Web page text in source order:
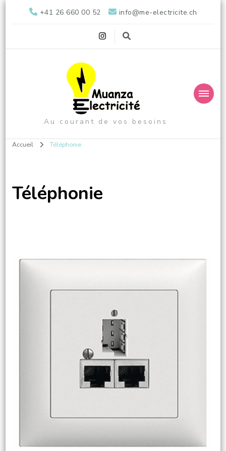
+41 26 660 00 52 info@me-electricite.ch
Au courant de vos besoins
Accueil Téléphonie
Téléphonie